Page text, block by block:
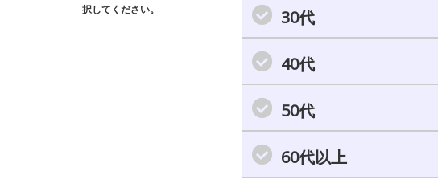
択してください。
30代
40代
50代
60代以上